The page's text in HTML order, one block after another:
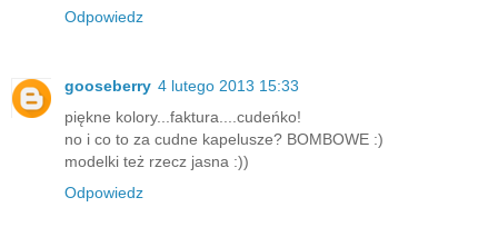
Odpowiedz
gooseberry 4 lutego 2013 15:33
piękne kolory...faktura....cudeńko!
no i co to za cudne kapelusze? BOMBOWE :)
modelki też rzecz jasna :))
Odpowiedz